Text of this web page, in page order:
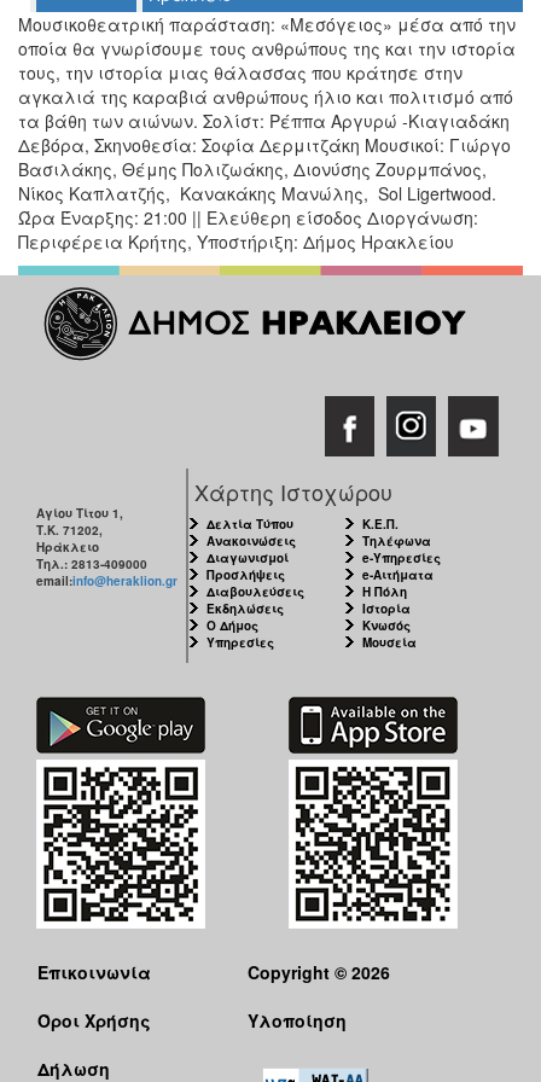
ΤΟΠΟΣ
ΜΑΣ
ΔΗΜΟΣ
ΠΟΛΙΤΙΣΜΟΣ
ΑΝΘΕΚΤΙΚΗ
ΠΟΛΗ
Μουσικοθεατρική παράσταση: «Μεσόγειος» μέσα από την
οποία θα γνωρίσουμε τους ανθρώπους της και την ιστορία
τους, την ιστορία μιας θάλασσας που κράτησε στην
αγκαλιά της καραβιά ανθρώπους ήλιο και πολιτισμό από
τα βάθη των αιώνων. Σολίστ: Ρέππα Αργυρώ -Κιαγιαδάκη
Δεβόρα, Σκηνοθεσία: Σοφία Δερμιτζάκη Μουσικοί: Γιώργο
Βασιλάκης, Θέμης Πολιζωάκης, Διονύσης Ζουρμπάνος,
Νίκος Καπλατζής, Κανακάκης Μανώλης, Sol Ligertwood.
Ώρα Έναρξης: 21:00 || Ελεύθερη είσοδος Διοργάνωση:
Περιφέρεια Κρήτης, Υποστήριξη: Δήμος Ηρακλείου
Αγίου Τίτου 1,
Τ.Κ. 71202,
Ηράκλειο
Τηλ.: 2813-409000
email:info@heraklion.gr
Χάρτης Ιστοχώρου
Δελτία Τύπου
Ανακοινώσεις
Διαγωνισμοί
Προσλήψεις
Διαβουλεύσεις
Εκδηλώσεις
Ο Δήμος
Υπηρεσίες
Κ.Ε.Π.
Τηλέφωνα
e-Υπηρεσίες
e-Αιτήματα
Η Πόλη
Ιστορία
Κνωσός
Μουσεία
Επικοινωνία
Όροι Χρήσης
Δήλωση
Copyright © 2026
Υλοποίηση